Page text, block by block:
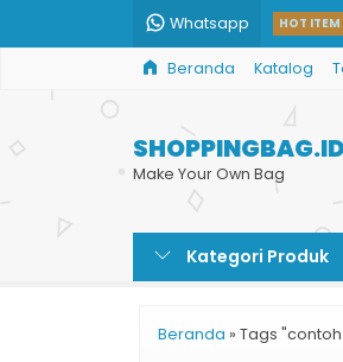
Whatsapp HOT ITEM
Beranda Katalog
Make Your Own Bag
Kategori Produk
Beranda » Tags